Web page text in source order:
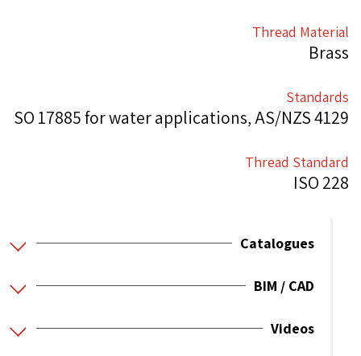
Thread Material
Brass
Standards
SO 17885 for water applications, AS/NZS 4129
Thread Standard
ISO 228
Catalogues
BIM / CAD
Videos